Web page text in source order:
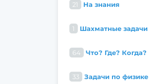
21 На знания
1 Шахматные задачи
64 Что? Где? Когда?
33 Задачи по физике